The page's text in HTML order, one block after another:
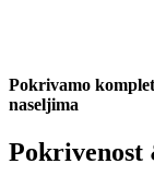
Pokrivamo
naseljima
Pokrivenost